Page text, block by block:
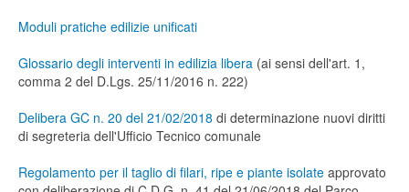
Moduli pratiche edilizie unificati
Glossario degli interventi in edilizia libera (ai sensi dell'art. 1,
comma 2 del D.Lgs. 25/11/2016 n. 222)
Delibera GC n. 20 del 21/02/2018 di determinazione nuovi diritti
di segreteria dell'Ufficio Tecnico comunale
Regolamento per il taglio di filari, ripe e piante isolate approvato